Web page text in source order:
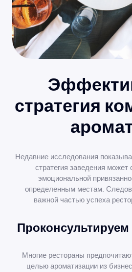
стратегия
Недавние исследования
стратегия заведения может
эмоциональной
определенным местам.
важной частью успеха
Многие рестораны
целью ароматизации из